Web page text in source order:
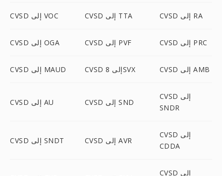
CVSD إلى VOC CVSD إلى TTA CVSD إلى RA
CVSD إلى OGA CVSD إلى PVF CVSD إلى PRC
CVSD إلى MAUD CVSD إلى 8SVX CVSD إلى AMB
CVSD إلى AU CVSD إلى SND
CVSD إلى
SNDR
CVSD إلى SNDT CVSD إلى AVR
CVSD إلى
CDDA
CVSD إلى